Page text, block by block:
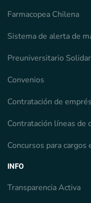
Farmacopea Chilena
Sistema de alerta de
Preuniversitario
Convenios
Contratación de
Contratación líneas de
Concursos para
INFO
Transparencia Activa